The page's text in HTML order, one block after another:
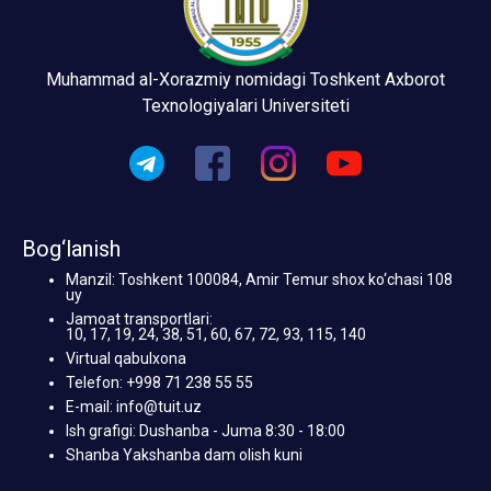
Muhammad al-Xorazmiy nomidagi Toshkent Axborot
Texnologiyalari Universiteti
Bog‘lanish
Manzil: Toshkent 100084, Amir Temur shox ko‘chasi 108
uy
Jamoat transportlari:
10, 17, 19, 24, 38, 51, 60, 67, 72, 93, 115, 140
Virtual qabulxona
Telefon: +998 71 238 55 55
E-mail: info@tuit.uz
Ish grafigi: Dushanba - Juma 8:30 - 18:00
Shanba Yakshanba dam olish kuni